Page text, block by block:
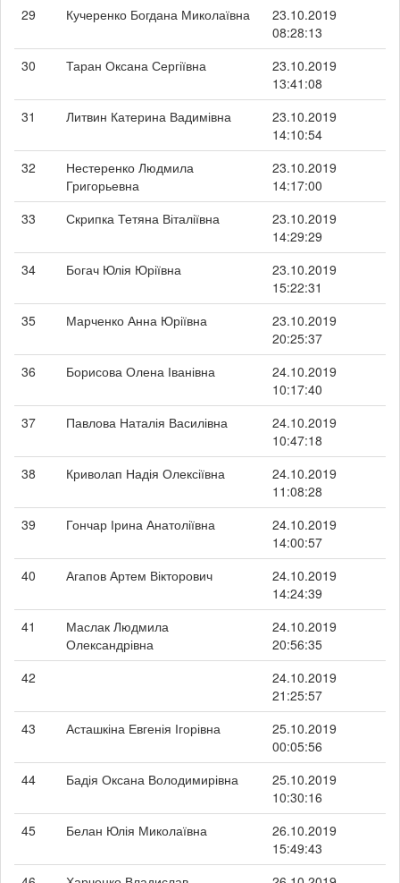
29
Кучеренко Богдана Миколаївна
23.10.2019
08:28:13
30
Таран Оксана Сергіївна
23.10.2019
13:41:08
31
Литвин Катерина Вадимівна
23.10.2019
14:10:54
32
Нестеренко Людмила
Григорьевна
23.10.2019
14:17:00
33
Скрипка Тетяна Віталіївна
23.10.2019
14:29:29
34
Богач Юлія Юріївна
23.10.2019
15:22:31
35
Марченко Анна Юріївна
23.10.2019
20:25:37
36
Борисова Олена Іванівна
24.10.2019
10:17:40
37
Павлова Наталія Василівна
24.10.2019
10:47:18
38
Криволап Надія Олексіївна
24.10.2019
11:08:28
39
Гончар Ірина Анатоліївна
24.10.2019
14:00:57
40
Агапов Артем Вікторович
24.10.2019
14:24:39
41
Маслак Людмила
Олександрівна
24.10.2019
20:56:35
42
24.10.2019
21:25:57
43
Асташкіна Евгенія Ігорівна
25.10.2019
00:05:56
44
Бадія Оксана Володимирівна
25.10.2019
10:30:16
45
Белан Юлія Миколаївна
26.10.2019
15:49:43